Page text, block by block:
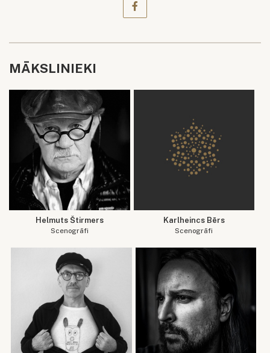
MĀKSLINIEKI
Helmuts Štirmers
Scenogrāfi
Karlheincs Bērs
Scenogrāfi